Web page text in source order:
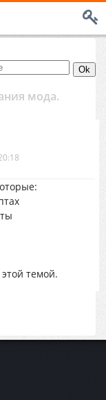
мода.
темой.